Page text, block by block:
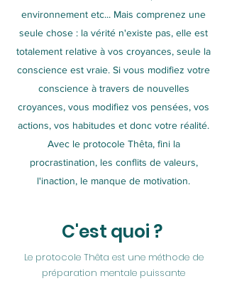
environnement etc... Mais comprenez une
seule chose : la vérité n'existe pas, elle est
totalement relative à vos croyances, seule la
conscience est vraie. Si vous modifiez votre
conscience à travers de nouvelles
croyances, vous modifiez vos pensées, vos
actions, vos habitudes et donc votre réalité.
Avec le protocole Thêta, fini la
procrastination, les conflits de valeurs,
l'inaction, le manque de motivation.
C'est quoi ?
Le protocole Thêta est une méthode de
préparation mentale puissante